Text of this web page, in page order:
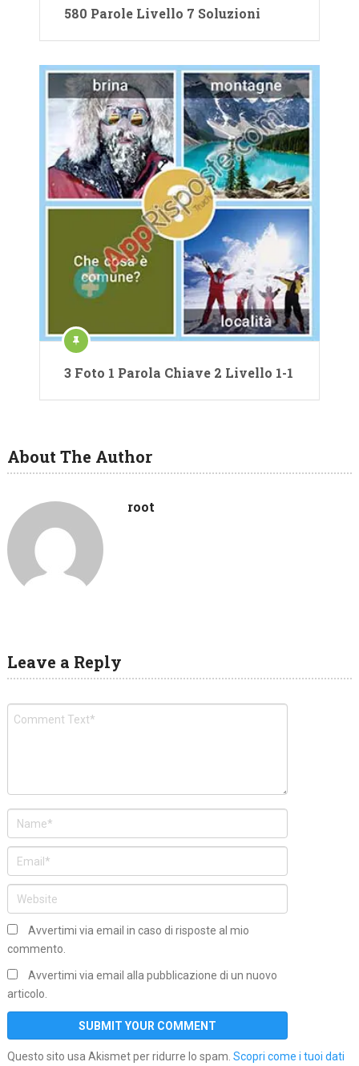
580 Parole Livello 7 Soluzioni
3 Foto 1 Parola Chiave 2 Livello 1-1
About The Author
root
Leave a Reply
Avvertimi via email in caso di risposte al mio
commento.
Avvertimi via email alla pubblicazione di un nuovo
articolo.
Questo sito usa Akismet per ridurre lo spam. Scopri come i tuoi dati